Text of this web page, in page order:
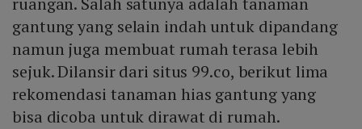
gantung yang selain indah untuk dipandang
namun juga membuat rumah terasa lebih
sejuk. Dilansir dari situs 99.co, berikut lima
rekomendasi tanaman hias gantung yang
bisa dicoba untuk dirawat di rumah.